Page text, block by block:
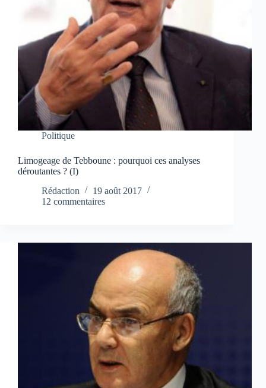
Politique
Limogeage de Tebboune : pourquoi ces analyses
déroutantes ? (I)
Rédaction
19 août 2017
12 commentaires